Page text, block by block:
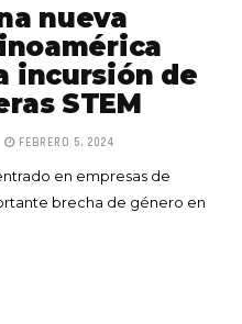
nueva
incursión de
STEM
FEBRERO 5, 2024
en empresas de
brecha de género en